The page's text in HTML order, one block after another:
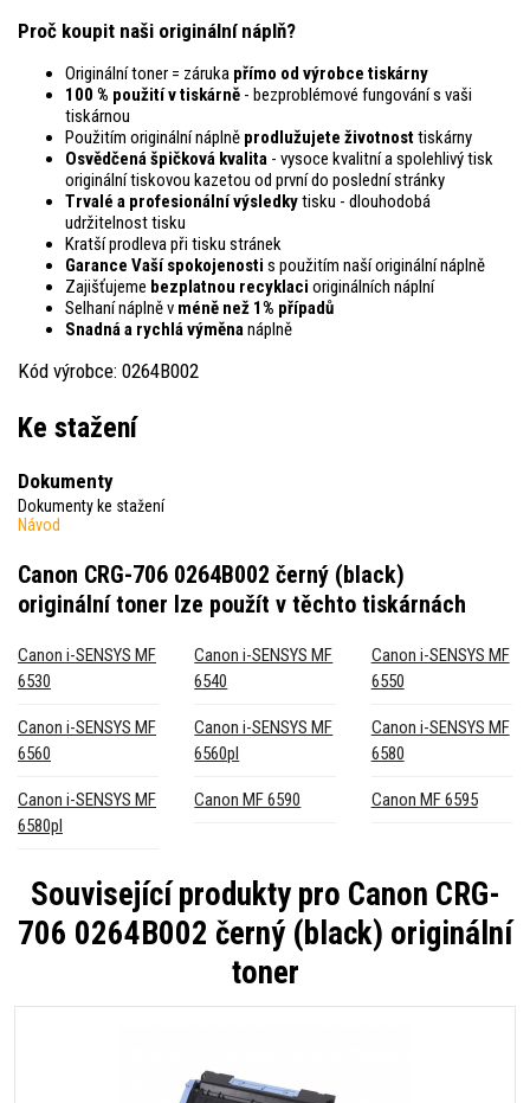
Proč koupit naši originální náplň?
Originální toner = záruka přímo od výrobce tiskárny
100 % použití v tiskárně - bezproblémové fungování s vaši
tiskárnou
Použitím originální náplně prodlužujete životnosttiskárny
Osvědčená špičková kvalita - vysoce kvalitní a spolehlivý tisk
originální tiskovou kazetou od první do poslední stránky
Trvalé a profesionální výsledkytisku - dlouhodobá
udržitelnost tisku
Kratší prodleva při tisku stránek
Garance Vaší spokojenosti s použitím naší originální náplně
Zajišťujeme bezplatnou recyklaci originálních náplní
Selhaní náplně v méně než 1% případů
Snadná a rychlá výměnanáplně
Kód výrobce: 0264B002
Ke stažení
Dokumenty
Dokumenty ke stažení
Návod
Canon CRG-706 0264B002 černý (black)
originální toner lze použít v těchto tiskárnách
Canon i-SENSYS MF
6530
Canon i-SENSYS MF
6540
Canon i-SENSYS MF
6550
Canon i-SENSYS MF
6560
Canon i-SENSYS MF
6560pl
Canon i-SENSYS MF
6580
Canon i-SENSYS MF
6580pl
Canon MF 6590 Canon MF 6595
Související produkty pro Canon CRG-
706 0264B002 černý (black) originální
toner